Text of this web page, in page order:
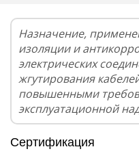
Назначение,
изоляции и
электрических
жгутирования
повышенными
эксплуатационной
Сертификация